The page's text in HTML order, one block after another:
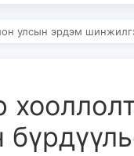
улсын эрдэм